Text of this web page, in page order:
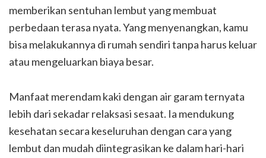
memberikan sentuhan lembut yang membuat
perbedaan terasa nyata. Yang menyenangkan, kamu
bisa melakukannya di rumah sendiri tanpa harus keluar
atau mengeluarkan biaya besar.
Manfaat merendam kaki dengan air garam ternyata
lebih dari sekadar relaksasi sesaat. Ia mendukung
kesehatan secara keseluruhan dengan cara yang
lembut dan mudah diintegrasikan ke dalam hari-hari